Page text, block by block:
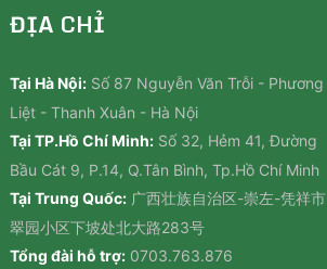
ĐỊA CHỈ
Tại Hà Nội:Số 87 Nguyễn Văn Trỗi - Phương
Liệt - Thanh Xuân - Hà Nội
Tại TP.Hồ Chí Minh:Số 32, Hẻm 41, Đường
Bầu Cát 9, P.14, Q.Tân Bình, Tp.Hồ Chí Minh
Tại Trung Quốc:广西壮族自治区-崇左-凭祥市
翠园小区下坡处北大路283号
Tổng đài hỗ trợ:0703.763.876